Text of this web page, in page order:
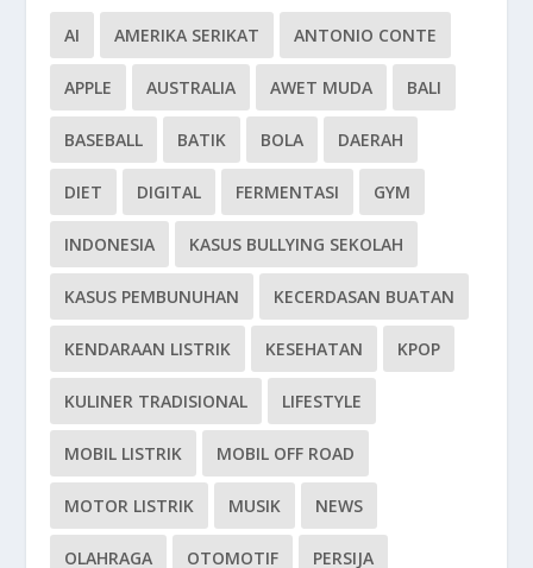
AI AMERIKA SERIKAT ANTONIO CONTE
APPLE AUSTRALIA AWET MUDA BALI
BASEBALL BATIK BOLA DAERAH
DIET DIGITAL FERMENTASI GYM
INDONESIA KASUS BULLYING SEKOLAH
KASUS PEMBUNUHAN KECERDASAN BUATAN
KENDARAAN LISTRIK KESEHATAN KPOP
KULINER TRADISIONAL LIFESTYLE
MOBIL LISTRIK MOBIL OFF ROAD
MOTOR LISTRIK MUSIK NEWS
OLAHRAGA OTOMOTIF PERSIJA